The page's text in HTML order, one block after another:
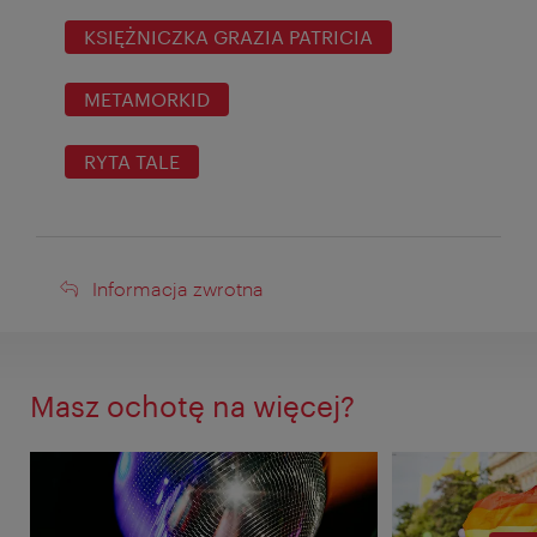
KSIĘŻNICZKA GRAZIA PATRICIA
METAMORKID
RYTA TALE
Informacja
Informacja zwrotna
Masz ochotę na więcej?